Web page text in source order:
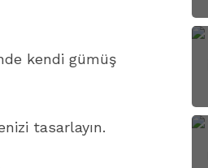
kendi gümüş
tasarlayın.